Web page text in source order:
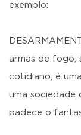
exemplo:
armas de fogo,
cotidiano, é
uma sociedade
padece o